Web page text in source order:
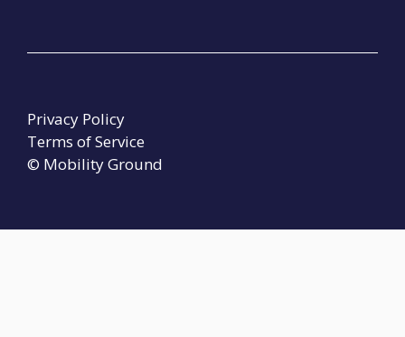
© Mobility Ground
Privacy Policy
Terms of Service